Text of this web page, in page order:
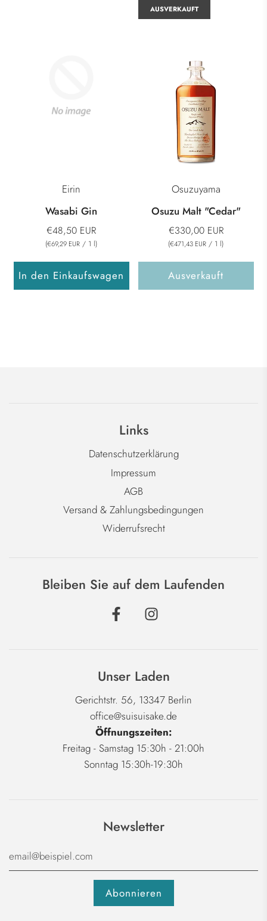
Eirin
Wasabi Gin
€48,50 EUR
(€69,29 EUR / 1 l)
In den Einkaufswagen
Osuzuyama
Osuzu Malt "Cedar"
€330,00 EUR
(€471,43 EUR / 1 l)
Ausverkauft
AUSVERKAUFT
Links
Datenschutzerklärung
Impressum
AGB
Versand & Zahlungsbedingungen
Widerrufsrecht
Bleiben Sie auf dem Laufenden
Unser Laden
Gerichtstr. 56, 13347 Berlin
office@suisuisake.de
Öffnungszeiten:
Freitag - Samstag 15:30h - 21:00h
Sonntag 15:30h-19:30h
Newsletter